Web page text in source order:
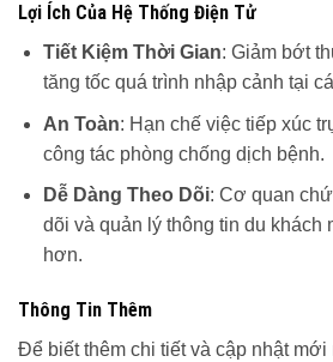
Lợi Ích Của Hệ Thống Điện Tử
Tiết Kiệm Thời Gian: Giảm bớt
tăng tốc quá trình nhập cảnh tại
An Toàn: Hạn chế việc tiếp xúc
công tác phòng chống dịch bệnh.
Dễ Dàng Theo Dõi: Cơ quan
dõi và quản lý thông tin du khách
hơn.
Thông Tin Thêm
Để biết thêm chi tiết và cập nhật mới